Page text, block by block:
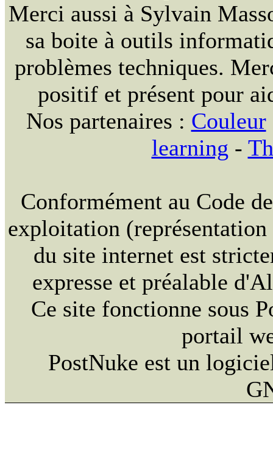
Merci aussi à Sylvain
sa boite à outils
problèmes techniques.
positif et présent pour
Nos partenaires : Couleur
learning -
Conformément au Code
exploitation
du site internet est
expresse et préalable
Ce site fonctionne sous
portail
PostNuke est un